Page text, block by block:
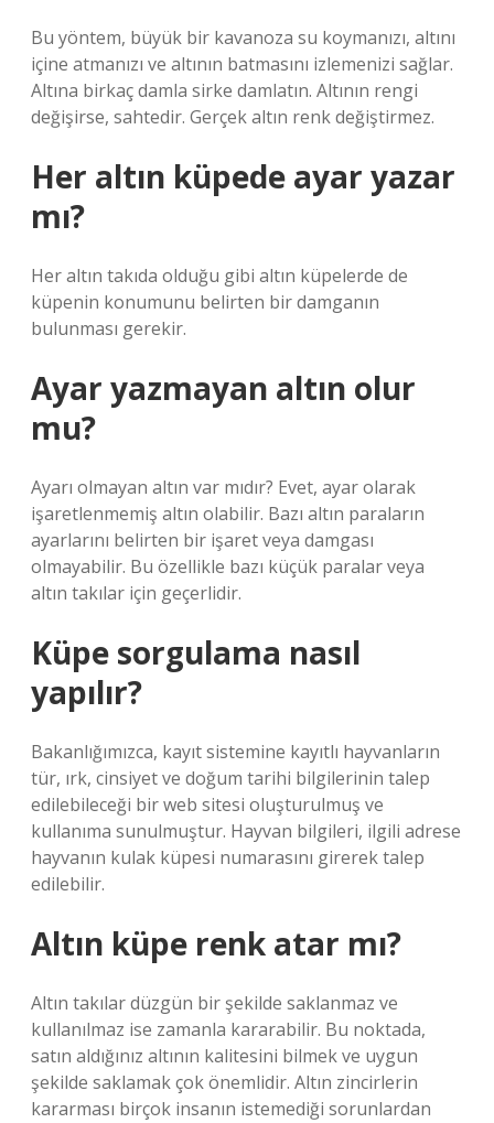
Bu yöntem, büyük bir kavanoza su koymanızı, altını
içine atmanızı ve altının batmasını izlemenizi sağlar.
Altına birkaç damla sirke damlatın. Altının rengi
değişirse, sahtedir. Gerçek altın renk değiştirmez.
Her altın küpede ayar yazar
mı?
Her altın takıda olduğu gibi altın küpelerde de
küpenin konumunu belirten bir damganın
bulunması gerekir.
Ayar yazmayan altın olur
mu?
Ayarı olmayan altın var mıdır? Evet, ayar olarak
işaretlenmemiş altın olabilir. Bazı altın paraların
ayarlarını belirten bir işaret veya damgası
olmayabilir. Bu özellikle bazı küçük paralar veya
altın takılar için geçerlidir.
Küpe sorgulama nasıl
yapılır?
Bakanlığımızca, kayıt sistemine kayıtlı hayvanların
tür, ırk, cinsiyet ve doğum tarihi bilgilerinin talep
edilebileceği bir web sitesi oluşturulmuş ve
kullanıma sunulmuştur. Hayvan bilgileri, ilgili adrese
hayvanın kulak küpesi numarasını girerek talep
edilebilir.
Altın küpe renk atar mı?
Altın takılar düzgün bir şekilde saklanmaz ve
kullanılmaz ise zamanla kararabilir. Bu noktada,
satın aldığınız altının kalitesini bilmek ve uygun
şekilde saklamak çok önemlidir. Altın zincirlerin
kararması birçok insanın istemediği sorunlardan